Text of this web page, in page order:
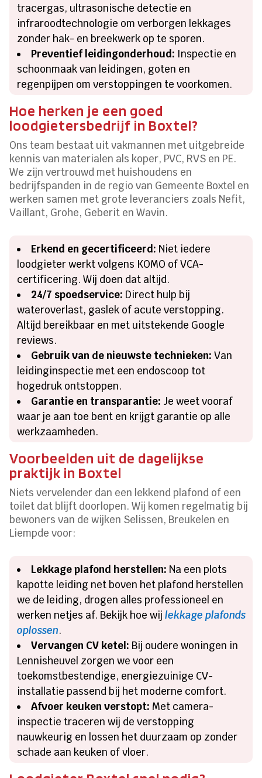
tracergas, ultrasonische detectie en
infraroodtechnologie om verborgen lekkages
zonder hak- en breekwerk op te sporen.
Preventief leidingonderhoud: Inspectie en
schoonmaak van leidingen, goten en
regenpijpen om verstoppingen te voorkomen.
Hoe herken je een goed
loodgietersbedrijf in Boxtel?
Ons team bestaat uit vakmannen met uitgebreide
kennis van materialen als koper, PVC, RVS en PE.
We zijn vertrouwd met huishoudens en
bedrijfspanden in de regio van Gemeente Boxtel en
werken samen met grote leveranciers zoals Nefit,
Vaillant, Grohe, Geberit en Wavin.
Erkend en gecertificeerd: Niet iedere
loodgieter werkt volgens KOMO of VCA-
certificering. Wij doen dat altijd.
24/7 spoedservice: Direct hulp bij
wateroverlast, gaslek of acute verstopping.
Altijd bereikbaar en met uitstekende Google
reviews.
Gebruik van de nieuwste technieken: Van
leidinginspectie met een endoscoop tot
hogedruk ontstoppen.
Garantie en transparantie: Je weet vooraf
waar je aan toe bent en krijgt garantie op alle
werkzaamheden.
Voorbeelden uit de dagelijkse
praktijk in Boxtel
Niets vervelender dan een lekkend plafond of een
toilet dat blijft doorlopen. Wij komen regelmatig bij
bewoners van de wijken Selissen, Breukelen en
Liempde voor:
Lekkage plafond herstellen: Na een plots
kapotte leiding net boven het plafond herstellen
we de leiding, drogen alles professioneel en
werken netjes af. Bekijk hoe wijlekkage plafonds
oplossen.
Vervangen CV ketel: Bij oudere woningen in
Lennisheuvel zorgen we voor een
toekomstbestendige, energiezuinige CV-
installatie passend bij het moderne comfort.
Afvoer keuken verstopt: Met camera-
inspectie traceren wij de verstopping
nauwkeurig en lossen het duurzaam op zonder
schade aan keuken of vloer.